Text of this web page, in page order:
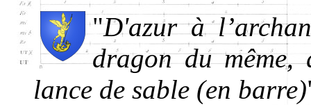
"D'azur à
dragon du même,
lance de sable (en barre)